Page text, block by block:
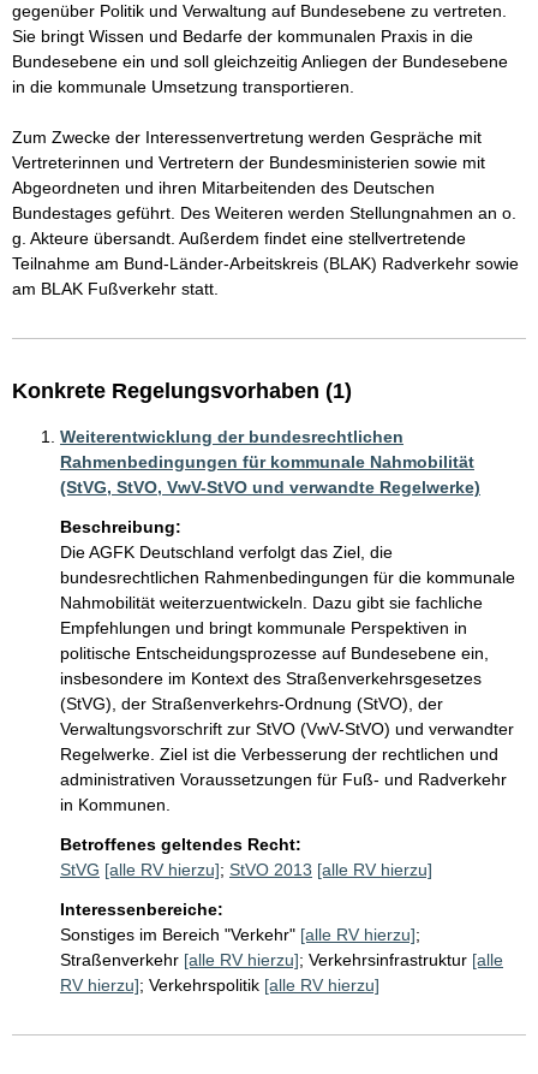
gegenüber Politik und Verwaltung auf Bundesebene zu vertreten.
Sie bringt Wissen und Bedarfe der kommunalen Praxis in die
Bundesebene ein und soll gleichzeitig Anliegen der Bundesebene
in die kommunale Umsetzung transportieren.
Zum Zwecke der Interessenvertretung werden Gespräche mit
Vertreterinnen und Vertretern der Bundesministerien sowie mit
Abgeordneten und ihren Mitarbeitenden des Deutschen
Bundestages geführt. Des Weiteren werden Stellungnahmen an o.
g. Akteure übersandt. Außerdem findet eine stellvertretende
Teilnahme am Bund-Länder-Arbeitskreis (BLAK) Radverkehr sowie
am BLAK Fußverkehr statt.
Konkrete Regelungsvorhaben (1)
Weiterentwicklung der bundesrechtlichen
Rahmenbedingungen für kommunale Nahmobilität
(StVG, StVO, VwV-StVO und verwandte Regelwerke)
Beschreibung:
Die AGFK Deutschland verfolgt das Ziel, die
bundesrechtlichen Rahmenbedingungen für die kommunale
Nahmobilität weiterzuentwickeln. Dazu gibt sie fachliche
Empfehlungen und bringt kommunale Perspektiven in
politische Entscheidungsprozesse auf Bundesebene ein,
insbesondere im Kontext des Straßenverkehrsgesetzes
(StVG), der Straßenverkehrs-Ordnung (StVO), der
Verwaltungsvorschrift zur StVO (VwV-StVO) und verwandter
Regelwerke. Ziel ist die Verbesserung der rechtlichen und
administrativen Voraussetzungen für Fuß- und Radverkehr
in Kommunen.
Betroffenes geltendes Recht:
StVG [alle RV hierzu]; StVO 2013 [alle RV hierzu]
Interessenbereiche:
Sonstiges im Bereich "Verkehr" [alle RV hierzu];
Straßenverkehr [alle RV hierzu]; Verkehrsinfrastruktur [alle
RV hierzu]; Verkehrspolitik [alle RV hierzu]